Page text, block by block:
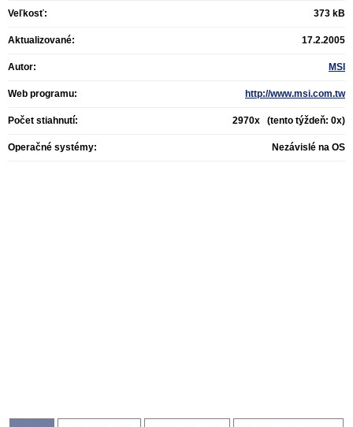
Veľkosť: 373 kB
Aktualizované: 17.2.2005
Autor: MSI
Web programu: http://www.msi.com.tw
Počet stiahnutí: 2970x (tento týždeň: 0x)
Operačné systémy: Nezávislé na OS